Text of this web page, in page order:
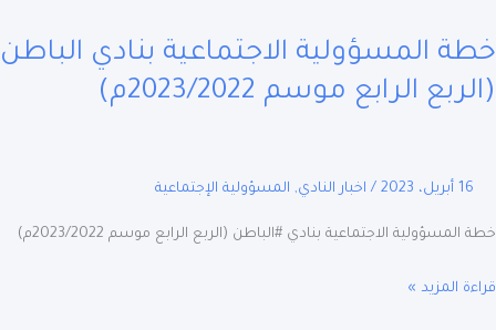
المسؤولية الاجتماعية بنادي الباطن
الرابع موسم 2023/2022م)
/اخبار النادي,المسؤولية الإجتماعية
الاجتماعية بنادي #الباطن (الربع الرابع موسم 2023/2022م) 2022م)
المزيد »